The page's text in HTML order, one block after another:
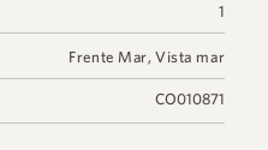
1
Frente Mar, Vista mar
CO010871